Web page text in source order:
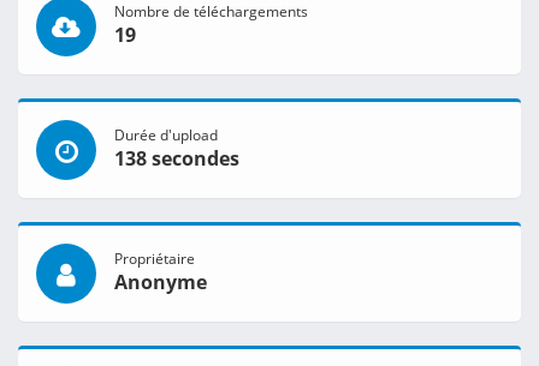
Nombre de téléchargements
19
Durée d'upload
138 secondes
Propriétaire
Anonyme